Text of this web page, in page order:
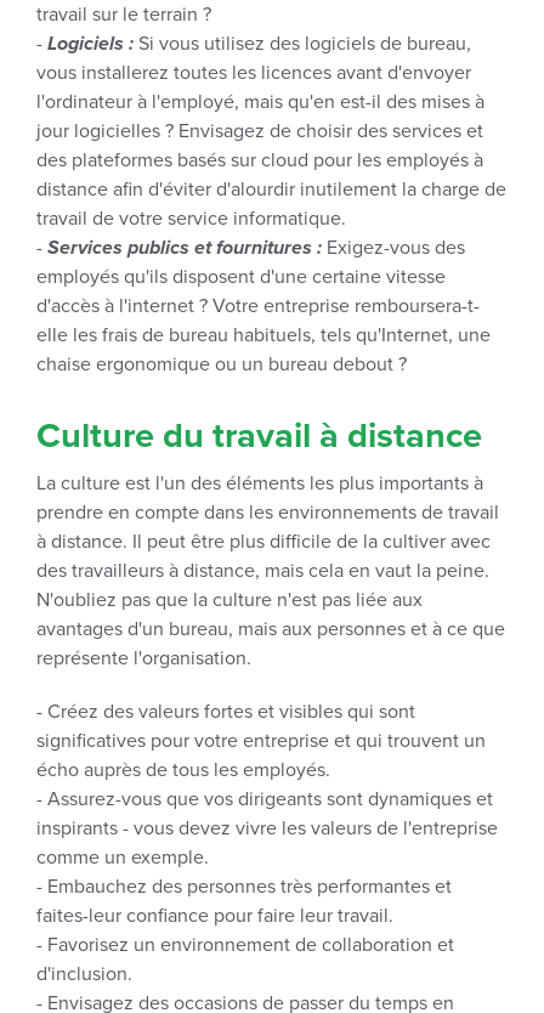
travail sur le terrain ?
- Logiciels : Si vous utilisez des logiciels de bureau,
vous installerez toutes les licences avant d'envoyer
l'ordinateur à l'employé, mais qu'en est-il des mises à
jour logicielles ? Envisagez de choisir des services et
des plateformes basés sur cloud pour les employés à
distance afin d'éviter d'alourdir inutilement la charge de
travail de votre service informatique.
- Services publics et fournitures : Exigez-vous des
employés qu'ils disposent d'une certaine vitesse
d'accès à l'internet ? Votre entreprise remboursera-t-
elle les frais de bureau habituels, tels qu'Internet, une
chaise ergonomique ou un bureau debout ?
Culture du travail à distance
La culture est l'un des éléments les plus importants à
prendre en compte dans les environnements de travail
à distance. Il peut être plus difficile de la cultiver avec
des travailleurs à distance, mais cela en vaut la peine.
N'oubliez pas que la culture n'est pas liée aux
avantages d'un bureau, mais aux personnes et à ce que
représente l'organisation.
- Créez des valeurs fortes et visibles qui sont
significatives pour votre entreprise et qui trouvent un
écho auprès de tous les employés.
- Assurez-vous que vos dirigeants sont dynamiques et
inspirants - vous devez vivre les valeurs de l'entreprise
comme un exemple.
- Embauchez des personnes très performantes et
faites-leur confiance pour faire leur travail.
- Favorisez un environnement de collaboration et
d'inclusion.
- Envisagez des occasions de passer du temps en